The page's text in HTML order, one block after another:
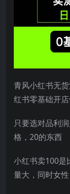
青风小红书无
红书零基础开
只要选对品利
格，20的东西
小红书卖100是
量大，同时女性